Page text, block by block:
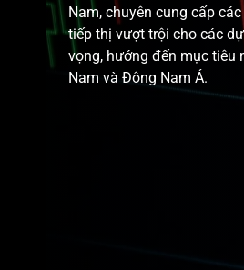
Nam, chuyên cung cấp
tiếp thị vượt trội cho các
vọng, hướng đến mục tiêu
Nam và Đông Nam Á.